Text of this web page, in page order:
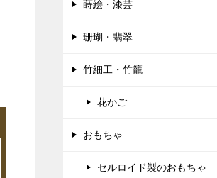
蒔絵・漆芸
珊瑚・翡翠
竹細工・竹籠
花かご
おもちゃ
セルロイド製のおもちゃ